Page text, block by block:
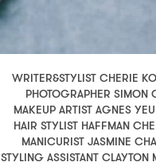
WRITER&STYLIST CHERIE
PHOTOGRAPHER SIMON
MAKEUP ARTIST AGNES
HAIR STYLIST HAFFMAN
MANICURIST JASMINE
STYLING ASSISTANT CLAYTON